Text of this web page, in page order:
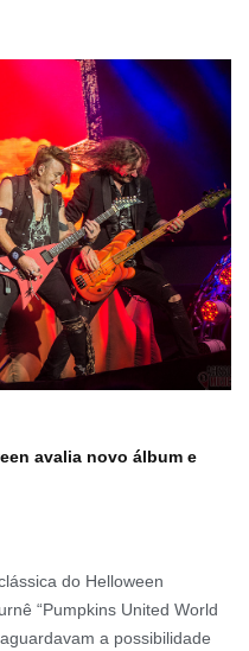
avalia novo álbum e
do Helloween
“Pumpkins United World
a possibilidade